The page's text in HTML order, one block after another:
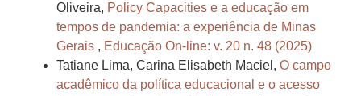
Oliveira, Policy Capacities e a educação em
tempos de pandemia: a experiência de Minas
Gerais , Educação On-line: v. 20 n. 48 (2025)
Tatiane Lima, Carina Elisabeth Maciel, O campo
acadêmico da política educacional e o acesso